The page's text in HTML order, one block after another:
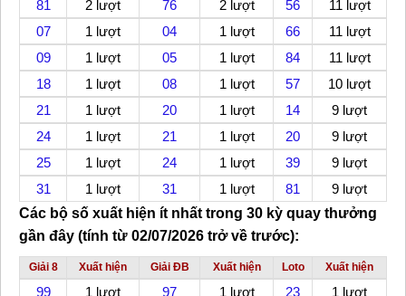
81
2 lượt 76 2 lượt 56
11 lượt
07
1 lượt 04 1 lượt 66
11 lượt
09
1 lượt 05 1 lượt 84
11 lượt
18
1 lượt 08 1 lượt 57
10 lượt
21
1 lượt 20 1 lượt 14
9 lượt
24
1 lượt 21 1 lượt 20
9 lượt
25
1 lượt 24 1 lượt 39
9 lượt
31
1 lượt 31 1 lượt 81
9 lượt
Các bộ số xuất hiện ít nhất trong 30 kỳ quay thưởng
gần đây (tính từ 02/07/2026 trở về trước):
Giải 8 Xuất hiện Giải ĐB Xuất hiện Loto Xuất hiện
99 1 lượt 97 1 lượt 23
1 lượt